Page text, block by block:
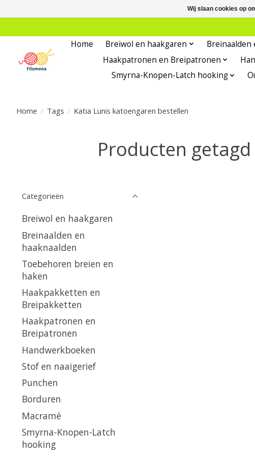
Home Breiwol en haakgaren Breinaalden
Haakpatronen en Breipatronen
Smyrna-Knopen-Latch hooking
Home / Tags / Katia Lunis katoengaren bestellen
Producten
Categorieën
Breiwol en haakgaren
Breinaalden en
haaknaalden
Toebehoren breien en
haken
Haakpakketten en
Breipakketten
Haakpatronen en
Breipatronen
Handwerkboeken
Stof en naaigerief
Punchen
Borduren
Macramé
Smyrna-Knopen-Latch
hooking
Wij slaan cookies op